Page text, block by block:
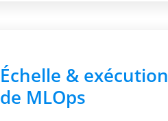
Échelle & exécution
de MLOps